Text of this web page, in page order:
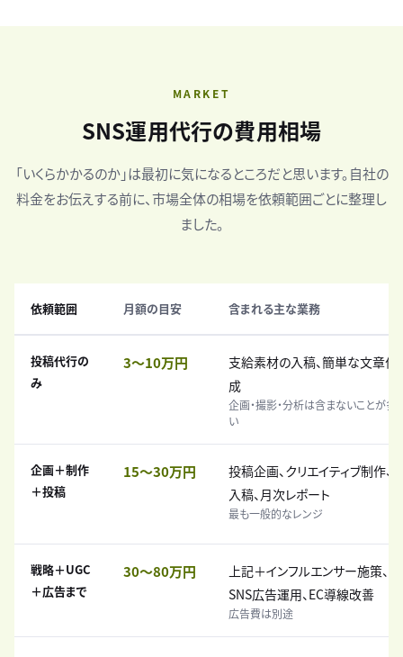
MARKET
SNS運用代行の費用相場
「いくらかかるのか」は最初に気になるところだと思います。自社の
料金をお伝えする前に、市場全体の相場を依頼範囲ごとに整理し
ました。
依頼範囲 月額の目安 含まれる主な業務
投稿代行の
み
3〜10万円
支給素材の入稿、簡単な文章作
成
企画・撮影・分析は含まないことが多
い
企画＋制作
＋投稿
15〜30万円
投稿企画、クリエイティブ制作、
入稿、月次レポート
最も一般的なレンジ
戦略＋UGC
＋広告まで
30〜80万円
上記＋インフルエンサー施策、
SNS広告運用、EC導線改善
広告費は別途